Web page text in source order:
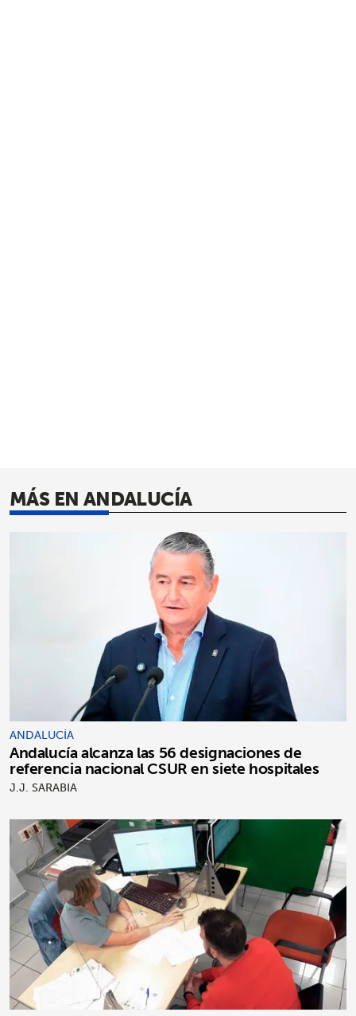
MÁS EN ANDALUCÍA
ANDALUCÍA
Andalucía alcanza las 56 designaciones de
referencia nacional CSUR en siete hospitales
J.J. SARABIA